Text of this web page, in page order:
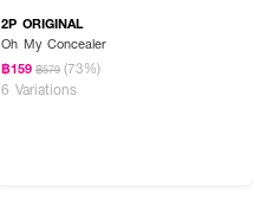
2P ORIGINAL
Oh My Concealer
฿159 ฿579 (73%)
6 Variations